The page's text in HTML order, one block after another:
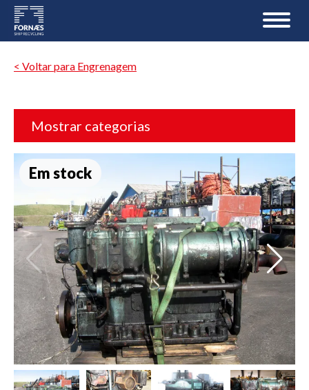
< Voltar para Engrenagem
Mostrar categorias
Em stock